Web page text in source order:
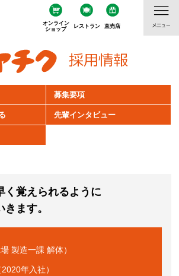
オンライン
ショップ
レストラン 直売店
募集要項
先輩インタビュー
く覚えられるように
ます。
製造一課 解体）
2020年入社）